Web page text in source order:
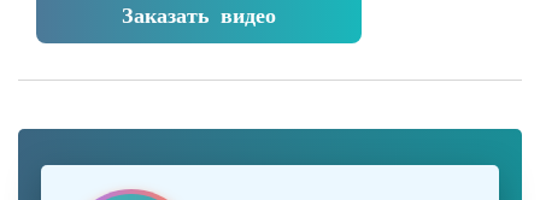
Заказать видео